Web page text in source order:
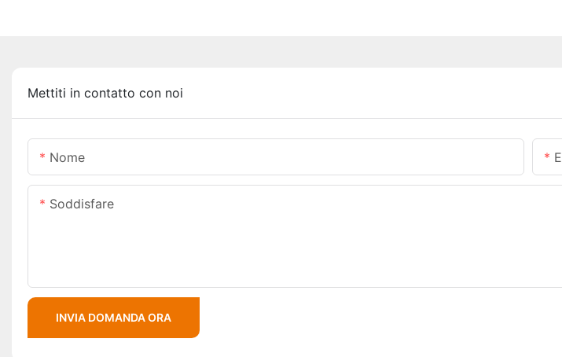
Mettiti in contatto con noi
Nome
Soddisfare
INVIA DOMANDA ORA